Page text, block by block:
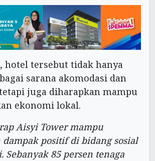
hotel tersebut tidak hanya
sarana akomodasi dan
juga diharapkan mampu
ekonomi lokal.
Aisyi Tower mampu
positif di bidang sosial
Sebanyak 85 persen tenaga